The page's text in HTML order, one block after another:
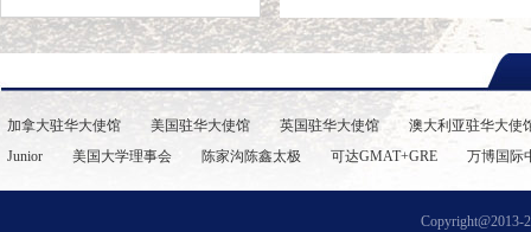
加拿大驻华大使馆 美国驻华大使馆 英国驻华大使馆
澳大利亚驻华大使
Junior
美国大学理事会 陈家沟陈鑫太极 可达GMAT+GRE 万博国际
Copyright@2013-